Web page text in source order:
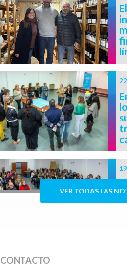
VER TODAS LAS
CONTACTO